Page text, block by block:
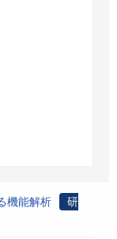
機能解析
研